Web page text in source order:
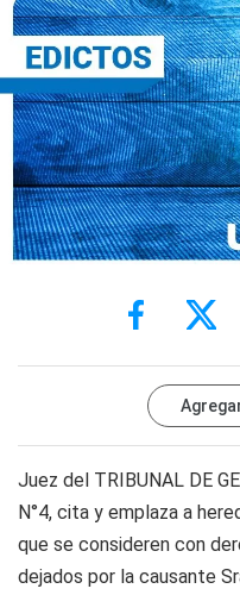
Juez del TRIBUNAL DE
N°4, cita y emplaza a
que se consideren con
dejados por la causante